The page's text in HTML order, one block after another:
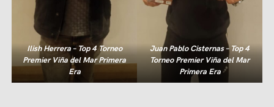
Ilish Herrera – Top 4 Torneo
Premier Viña del Mar Primera
Era
Juan Pablo Cisternas – Top 4
Torneo Premier Viña del Mar
Primera Era